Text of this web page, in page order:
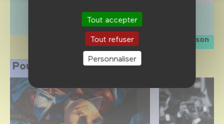
Tout accepter
Tout refuser
Personnaliser
La saison
Pour les professionnels